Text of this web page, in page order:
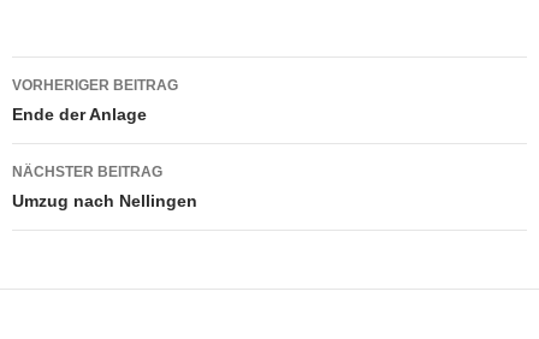
Beitragsnavigation
VORHERIGER BEITRAG
Ende der Anlage
NÄCHSTER BEITRAG
Umzug nach Nellingen